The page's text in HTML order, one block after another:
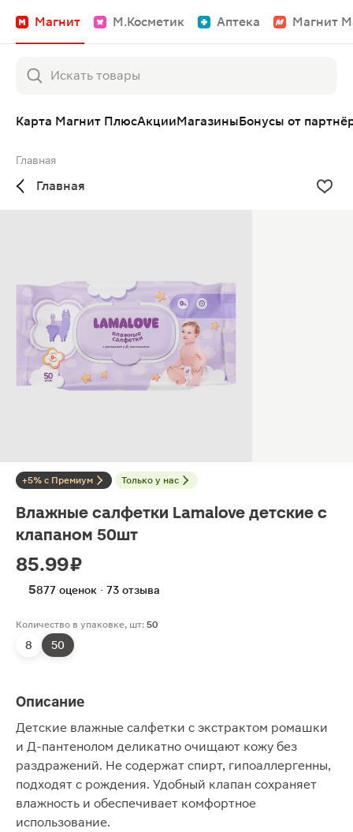
Магнит М.Косметик Аптека Магнит
Карта Магнит ПлюсАкцииМагазиныБонусы от
Главная
Главная
+5% с Премиум Только у нас
Влажные салфетки Lamalove детские с
клапаном 50шт
85.99 ₽
5877 оценок · 73 отзыва
Количество в упаковке, шт: 50
8 50
Описание
Детские влажные салфетки с экстрактом ромашки
и Д-пантенолом деликатно очищают кожу без
раздражений. Не содержат спирт, гипоаллергенны,
подходят с рождения. Удобный клапан сохраняет
влажность и обеспечивает комфортное
использование.